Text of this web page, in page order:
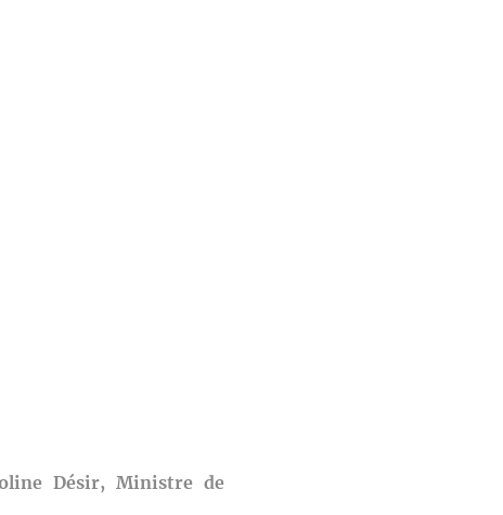
Désir, Ministre de